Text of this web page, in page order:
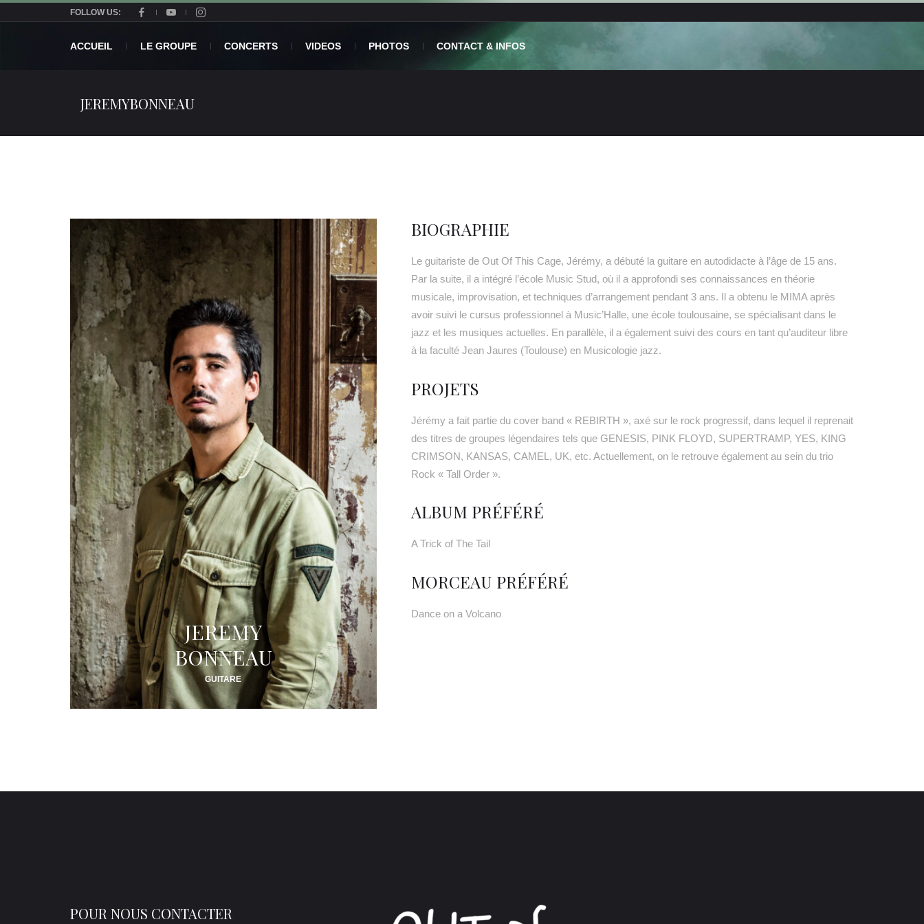
FOLLOW US:
ACCUEIL LE GROUPE CONCERTS VIDEOS PHOTOS CONTACT & INFOS
JEREMYBONNEAU
JEREMY
BONNEAU
GUITARE
BIOGRAPHIE
Le guitariste de Out Of This Cage, Jérémy, a débuté la guitare en autodidacte à l’âge de 15 ans.
Par la suite, il a intégré l’école Music Stud, où il a approfondi ses connaissances en théorie
musicale, improvisation, et techniques d’arrangement pendant 3 ans. Il a obtenu le MIMA après
avoir suivi le cursus professionnel à Music’Halle, une école toulousaine, se spécialisant dans le
jazz et les musiques actuelles. En parallèle, il a également suivi des cours en tant qu’auditeur libre
à la faculté Jean Jaures (Toulouse) en Musicologie jazz.
PROJETS
Jérémy a fait partie du cover band « REBIRTH », axé sur le rock progressif, dans lequel il reprenait
des titres de groupes légendaires tels que GENESIS, PINK FLOYD, SUPERTRAMP, YES, KING
CRIMSON, KANSAS, CAMEL, UK, etc. Actuellement, on le retrouve également au sein du trio
Rock « Tall Order ».
ALBUM PRÉFÉRÉ
A Trick of The Tail
MORCEAU PRÉFÉRÉ
Dance on a Volcano
POUR NOUS CONTACTER